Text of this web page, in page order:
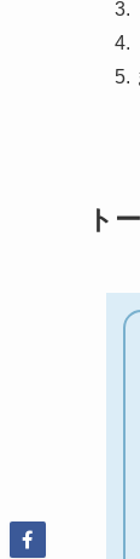
ト